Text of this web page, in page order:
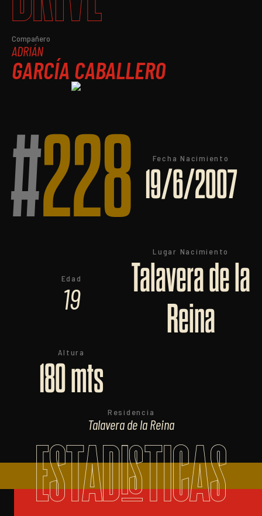
Compañero
ADRIÁN
GARCÍA CABALLERO
#228 Fecha Nacimiento
19/6/2007
Edad
19
Lugar Nacimiento
Talavera de la
Reina
Altura
180 mts
Residencia
Talavera de la Reina
ESTADISTICAS